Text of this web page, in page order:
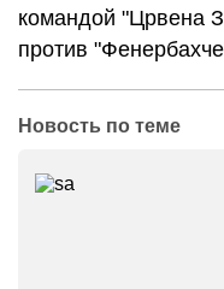
командой "Црвена
против
Новость по теме